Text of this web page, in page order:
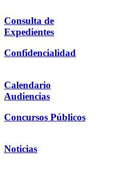
Consulta de
Expedientes
Confidencialidad
Calendario
Audiencias
Concursos Públicos
Noticias